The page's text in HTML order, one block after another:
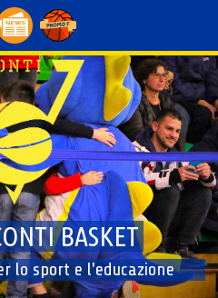
BASKET
lo sport e l'educazione